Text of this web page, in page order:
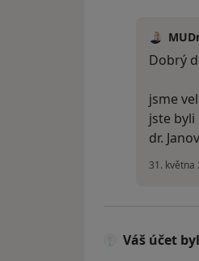
Dobrý
jsme
jste
dr.
31. května
Váš účet